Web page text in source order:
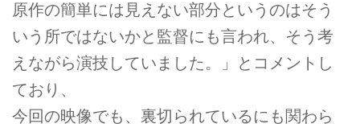
原作の簡単には見えない部分というのはそう
いう所ではないかと監督にも言われ、そう考
えながら演技していました。」とコメントし
ており、
今回の映像でも、裏切られているにも関わら